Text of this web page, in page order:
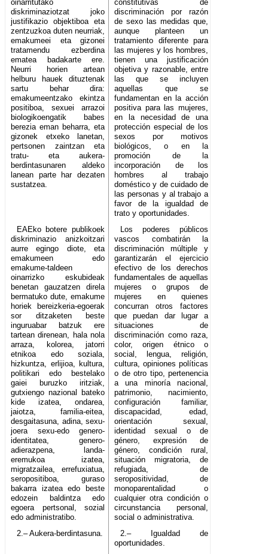
oinarritutako
diskriminaziotzat joko
justifikazio objektiboa eta
zentzuzkoa duten neurriak,
emakumeei eta gizonei
tratamendu ezberdina
ematea badakarte ere.
Neurri horien artean
helburu hauek dituztenak
sartu behar dira:
emakumeentzako ekintza
positiboa, sexuei arrazoi
biologikoengatik babes
berezia eman beharra, eta
gizonek etxeko lanetan,
pertsonen zaintzan eta
tratu- eta aukera-
berdintasunaren aldeko
lanean parte har dezaten
sustatzea.
constitutivas de
discriminación por razón
de sexo las medidas que,
aunque planteen un
tratamiento diferente para
las mujeres y los hombres,
tienen una justificación
objetiva y razonable, entre
las que se incluyen
aquellas que se
fundamentan en la acción
positiva para las mujeres,
en la necesidad de una
protección especial de los
sexos por motivos
biológicos, o en la
promoción de la
incorporación de los
hombres al trabajo
doméstico y de cuidado de
las personas y al trabajo a
favor de la igualdad de
trato y oportunidades.
EAEko botere publikoek
diskriminazio anizkoitzari
aurre egingo diote, eta
emakumeen edo
emakume-taldeen
oinarrizko eskubideak
benetan gauzatzen direla
bermatuko dute, emakume
horiek bereizkeria-egoerak
sor ditzaketen beste
inguruabar batzuk ere
tartean direnean, hala nola
arraza, kolorea, jatorri
etnikoa edo soziala,
hizkuntza, erlijioa, kultura,
politikari edo bestelako
gaiei buruzko iritziak,
gutxiengo nazional bateko
kide izatea, ondarea,
jaiotza, familia-eitea,
desgaitasuna, adina, sexu-
joera sexu-edo genero-
identitatea, genero-
adierazpena, landa-
eremukoa izatea,
migratzailea, errefuxiatua,
seropositiboa, guraso
bakarra izatea edo beste
edozein baldintza edo
egoera pertsonal, sozial
edo administratibo.
Los poderes públicos
vascos combatirán la
discriminación múltiple y
garantizarán el ejercicio
efectivo de los derechos
fundamentales de aquellas
mujeres o grupos de
mujeres en quienes
concurran otros factores
que puedan dar lugar a
situaciones de
discriminación como raza,
color, origen étnico o
social, lengua, religión,
cultura, opiniones políticas
o de otro tipo, pertenencia
a una minoría nacional,
patrimonio, nacimiento,
configuración familiar,
discapacidad, edad,
orientación sexual,
identidad sexual o de
género, expresión de
género, condición rural,
situación migratoria, de
refugiada, de
seropositividad, de
monoparentalidad o
cualquier otra condición o
circunstancia personal,
social o administrativa.
2.– Aukera-berdintasuna.
2.– Igualdad de
oportunidades.